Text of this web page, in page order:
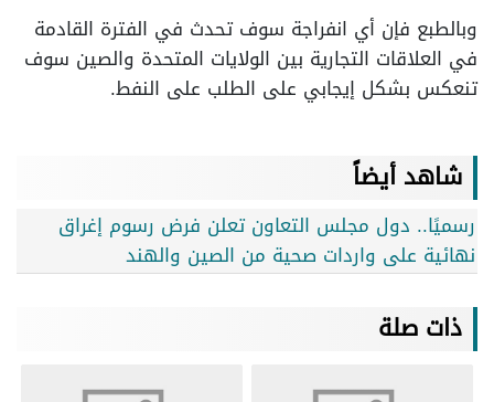
وبالطبع فإن أي انفراجة سوف تحدث في الفترة القادمة
في العلاقات التجارية بين الولايات المتحدة والصين سوف
تنعكس بشكل إيجابي على الطلب على النفط.
شاهد أيضاً
رسميًا.. دول مجلس التعاون تعلن فرض رسوم إغراق
نهائية على واردات صحية من الصين والهند
ذات صلة